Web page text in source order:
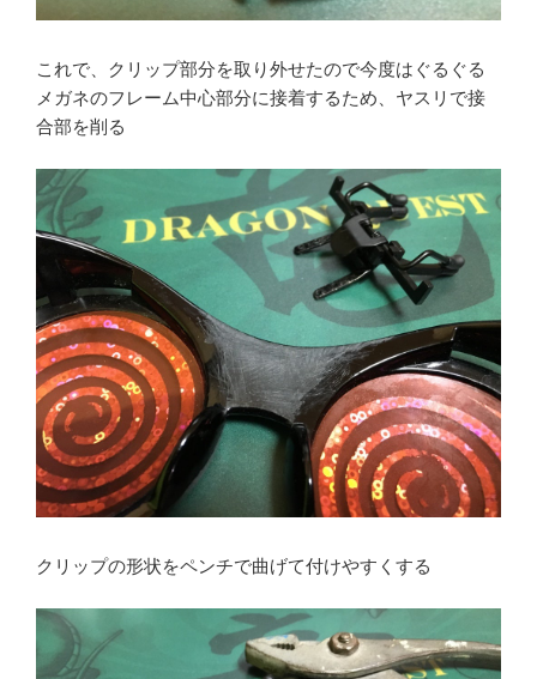
これで、クリップ部分を取り外せたので今度はぐるぐる
メガネのフレーム中心部分に接着するため、ヤスリで接
合部を削る
クリップの形状をペンチで曲げて付けやすくする